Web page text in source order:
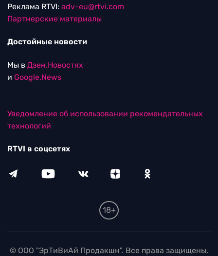
Реклама RTVI: adv-eu@rtvi.com
Партнерские материалы
Достойные новости
Мы в Дзен.Новостях
и Google.News
Уведомление об использовании рекомендательных
технологий
RTVI в соцсетях
18+
© ООО "ЭрТиВиАй Продакшн". Все права защищены.